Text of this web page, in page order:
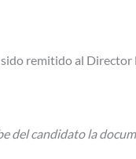
remitido al
del candidato la